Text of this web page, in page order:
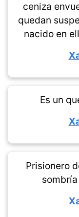
ceniza
quedan
nacido en
Es un
Prisionero